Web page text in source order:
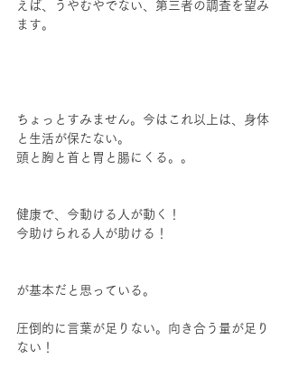
えば、うやむやでない、第三者の調査を望み
ます。
ちょっとすみません。今はこれ以上は、身体
と生活が保たない。
頭と胸と首と胃と腸にくる。。
健康で、今動ける人が動く！
今助けられる人が助ける！
が基本だと思っている。
圧倒的に言葉が足りない。向き合う量が足り
ない！